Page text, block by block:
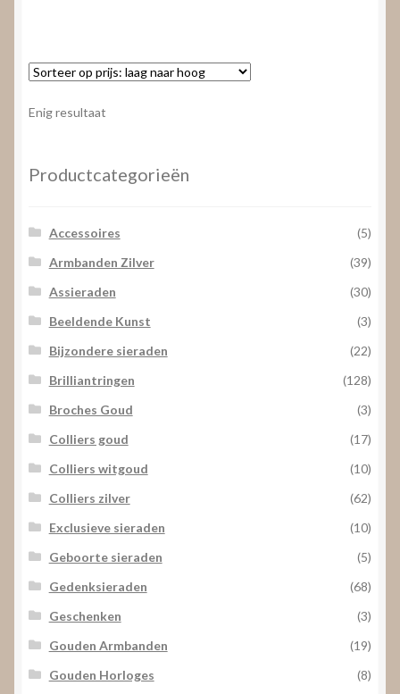
Enig resultaat
Productcategorieën
Accessoires
(5)
Armbanden Zilver
(39)
Assieraden
(30)
Beeldende Kunst
(3)
Bijzondere sieraden
(22)
Brilliantringen
(128)
Broches Goud
(3)
Colliers goud
(17)
Colliers witgoud
(10)
Colliers zilver
(62)
Exclusieve sieraden
(10)
Geboorte sieraden
(5)
Gedenksieraden
(68)
Geschenken
(3)
Gouden Armbanden
(19)
Gouden Horloges
(8)